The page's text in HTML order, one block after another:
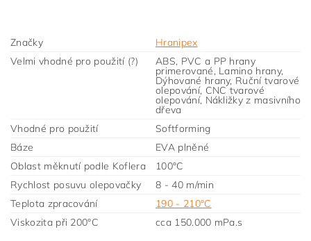
Značky
Hranipex
Velmi vhodné pro použití (?)
ABS, PVC a PP hrany
primerované, Lamino hrany,
Dýhované hrany, Ruční tvarové
olepování, CNC tvarové
olepování, Nákližky z masivního
dřeva
Vhodné pro použití
Softforming
Báze
EVA plněné
Oblast měknutí podle Koflera
100°C
Rychlost posuvu olepovačky
8 - 40 m/min
Teplota zpracování
190 - 210°C
Viskozita při 200°C
cca 150.000 mPa.s